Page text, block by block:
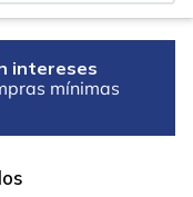
intereses
mínimas